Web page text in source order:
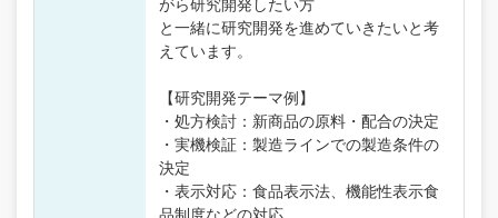
と一緒に研究開発を進めていきたいと考
えています。
【研究開発テーマ例】
・処方検討：新商品の原料・配合の決定
・実機検証：製造ラインでの製造条件の
決定
・表示対応：食品表示法、機能性表示食
品制度などの対応